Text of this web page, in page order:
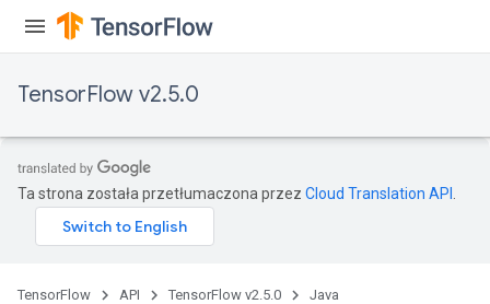
TensorFlow v2.5.0
Ta strona została przetłumaczona przez Cloud Translation API
TensorFlow API TensorFlow v2.5.0 Java